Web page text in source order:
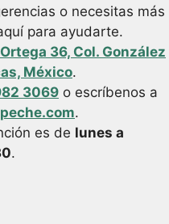
o necesitas más
para ayudarte.
36, Col. González
México.
3069 o escríbenos a
.
es de lunes a
.